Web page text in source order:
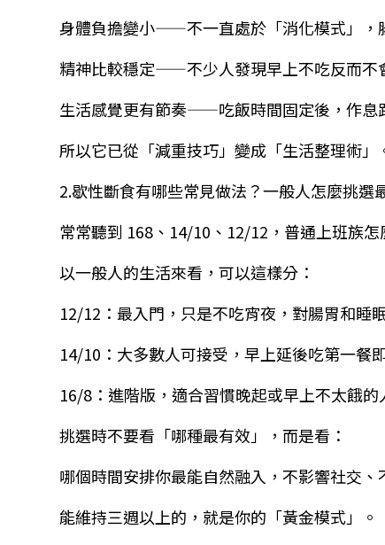
身體負擔變小——不一直處於「消化模式」，
精神比較穩定——不少人發現早上不吃反而不
生活感覺更有節奏——吃飯時間固定後，作息
所以它已從「減重技巧」變成「生活整理術」
2.歇性斷食有哪些常見做法？一般人怎麼挑選
常常聽到 168 、 14/10 、 12/12 ，普通上班族
以一般人的生活來看，可以這樣分：
12/12 ：最入門，只是不吃宵夜，對腸胃和睡
14/10 ：大多數人可接受，早上延後吃第一餐
16/8 ：進階版，適合習慣晚起或早上不太餓的
挑選時不要看「哪種最有效」，而是看：
哪個時間安排你最能自然融入，不影響社交、
能維持三週以上的，就是你的「黃金模式」。